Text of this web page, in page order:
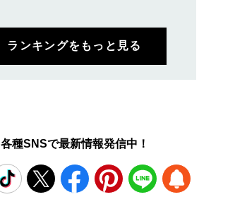
ランキングをもっと見る
各種SNSで最新情報発信中！